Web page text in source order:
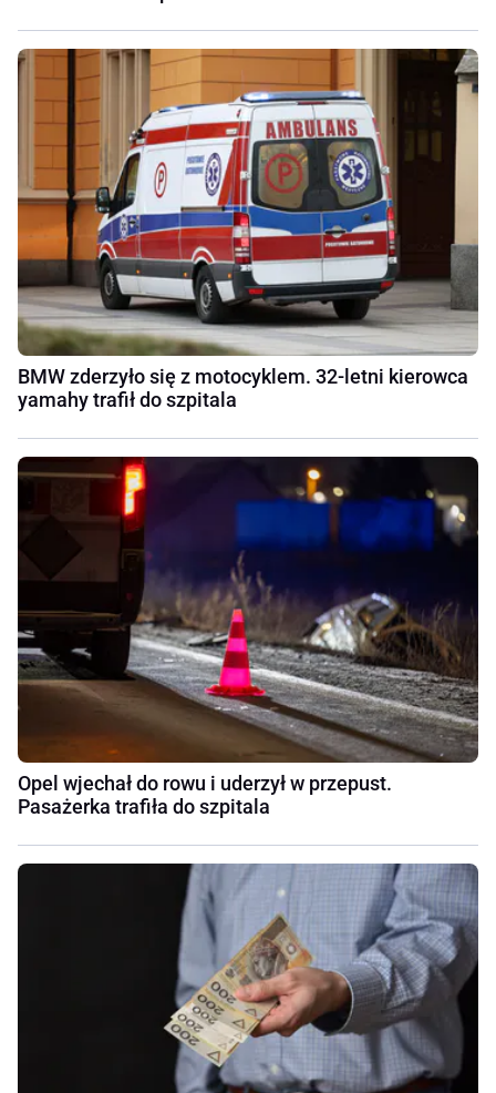
BMW zderzyło się z motocyklem. 32-letni kierowca
yamahy trafił do szpitala
Opel wjechał do rowu i uderzył w przepust.
Pasażerka trafiła do szpitala